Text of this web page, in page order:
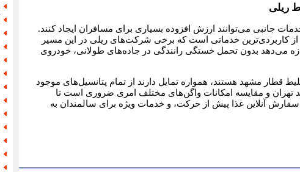
ریلی
جانبی می‌توانند ارزش افزوده بسیاری برای مسافران ایجاد کنند.
از کاربردی‌ترین خدماتی است که برخی شرکت‌های ریلی در این مسیر
می‌دهد بدون تحمل خستگی رانندگی در جاده‌های طولانی، خودروی
قطار مشهد هستند، همواره تمایل دارند از تمام پتانسیل‌های موجود
و مقایسه امکانات واگن‌های مختلف امری ضروری است تا
آنلاین غذا پیش از حرکت، و خدمات ویژه برای سالمندان به